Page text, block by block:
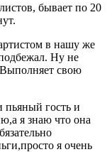
бывает по 20
в нашу же
Ну не
свою
пьяный гость и
я знаю что она
я очень